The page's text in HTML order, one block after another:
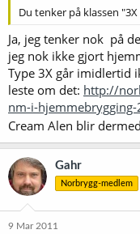
Du tenker på klassen
Ja, jeg tenker nok på
jeg nok ikke gjort
Type 3X går imidlertid
leste om det: http://
nm-i-
Cream Alen blir
Gahr
Norbrygg-medlem
9 Mar 2011